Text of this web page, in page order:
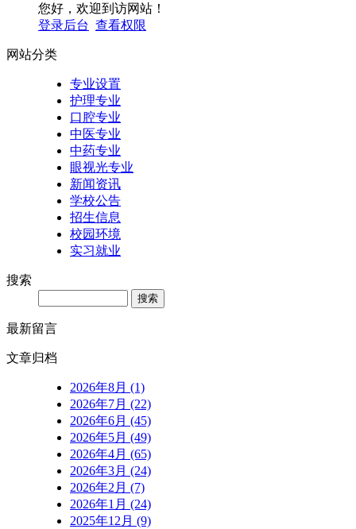
您好，欢迎到访网站！
登录后台 查看权限
网站分类
专业设置
护理专业
口腔专业
中医专业
中药专业
眼视光专业
新闻资讯
学校公告
招生信息
校园环境
实习就业
搜索
最新留言
文章归档
2026年8月 (1)
2026年7月 (22)
2026年6月 (45)
2026年5月 (49)
2026年4月 (65)
2026年3月 (24)
2026年2月 (7)
2026年1月 (24)
2025年12月 (9)